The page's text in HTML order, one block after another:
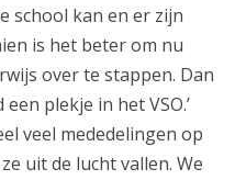
school kan en er zijn
is het beter om nu
over te stappen. Dan
plekje in het VSO.’
veel mededelingen op
uit de lucht vallen. We